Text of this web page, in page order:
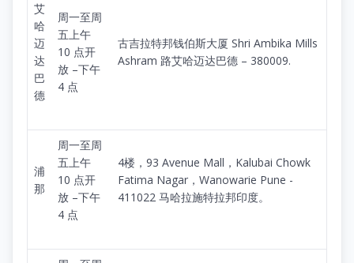
艾
哈
迈
达
巴
德
周一至周
五上午
10 点开
放 –下午
4 点
古吉拉特邦钱伯斯大厦 Shri Ambika Mills
Ashram 路艾哈迈达巴德 – 380009.
浦
那
周一至周
五上午
10 点开
放 –下午
4 点
4楼，93 Avenue Mall，Kalubai Chowk
Fatima Nagar，Wanowarie Pune -
411022 马哈拉施特拉邦印度。